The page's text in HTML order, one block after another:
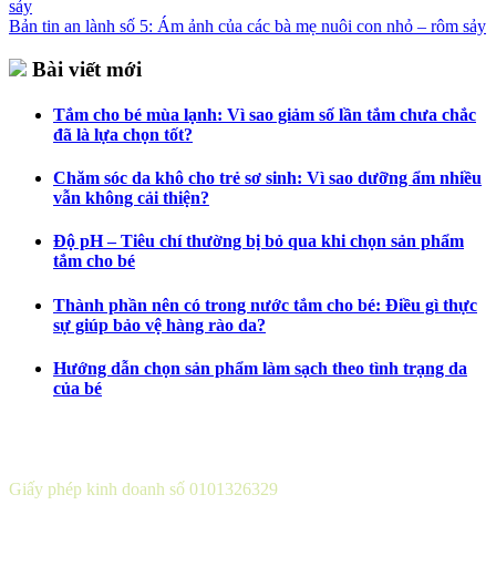
Bản tin an lành số 5: Ám ảnh của các bà mẹ nuôi con nhỏ – rôm sảy
Bài viết mới
Tắm cho bé mùa lạnh: Vì sao giảm số lần tắm chưa chắc
đã là lựa chọn tốt?
Chăm sóc da khô cho trẻ sơ sinh: Vì sao dưỡng ẩm nhiều
vẫn không cải thiện?
Độ pH – Tiêu chí thường bị bỏ qua khi chọn sản phẩm
tắm cho bé
Thành phần nên có trong nước tắm cho bé: Điều gì thực
sự giúp bảo vệ hàng rào da?
Hướng dẫn chọn sản phẩm làm sạch theo tình trạng da
của bé
Giấy phép kinh doanh số 0101326329